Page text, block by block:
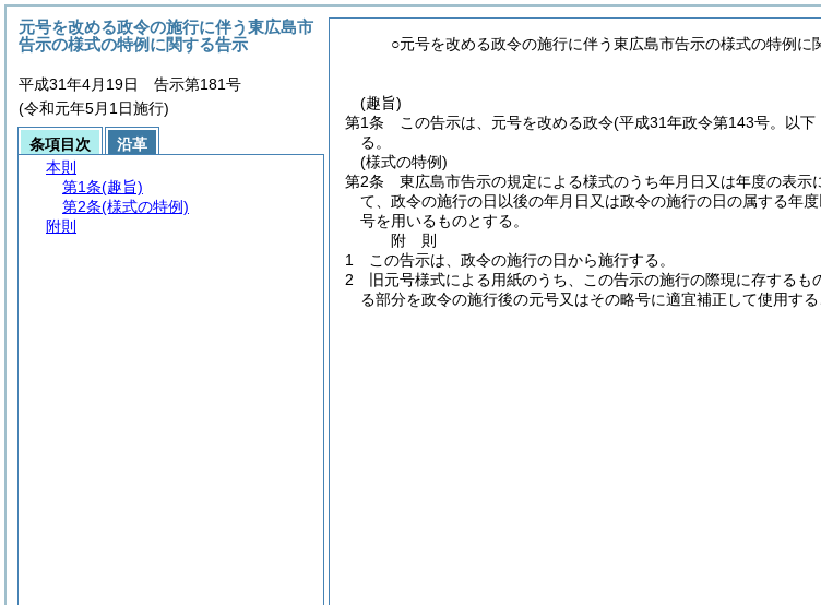
○元号を改める政令の施行に伴う東広島市告示の様式の特例に
(趣旨)
第1条
この告示は、元号を改める政令(平成31年政令第143号。以下
る。
(様式の特例)
第2条
東広島市告示の規定による様式のうち年月日又は年度の表
て、政令の施行の日以後の年月日又は政令の施行の日の属する年
号を用いるものとする。
附 則
1
この告示は、政令の施行の日から施行する。
2
旧元号様式による用紙のうち、この告示の施行の際現に存するも
る部分を政令の施行後の元号又はその略号に適宜補正して使用する
元号を改める政令の施行に伴う東広島市
告示の様式の特例に関する告示
平成31年4月19日 告示第181号
(令和元年5月1日施行)
条項目次
沿革
本則
第1条(趣旨)
第2条(様式の特例)
附則